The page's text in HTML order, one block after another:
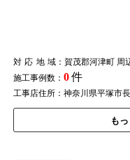
対応地域：賀茂郡河津町 周
施工事例数： 0件
工事店住所：神奈川県平塚市
も